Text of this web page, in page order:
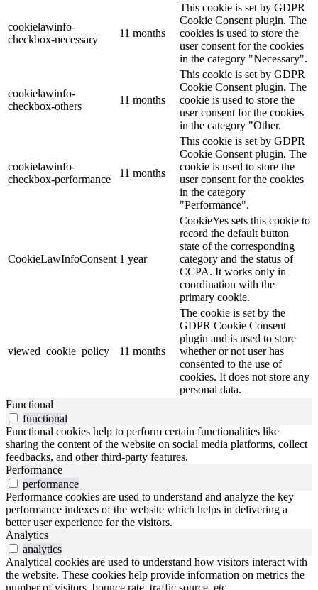
cookielawinfo-
checkbox-necessary
11 months
This cookie is set by GDPR
Cookie Consent plugin. The
cookies is used to store the
user consent for the cookies
in the category "Necessary".
cookielawinfo-
checkbox-others
11 months
This cookie is set by GDPR
Cookie Consent plugin. The
cookie is used to store the
user consent for the cookies
in the category "Other.
cookielawinfo-
checkbox-performance
11 months
This cookie is set by GDPR
Cookie Consent plugin. The
cookie is used to store the
user consent for the cookies
in the category
"Performance".
CookieLawInfoConsent 1 year
CookieYes sets this cookie to
record the default button
state of the corresponding
category and the status of
CCPA. It works only in
coordination with the
primary cookie.
viewed_cookie_policy 11 months
The cookie is set by the
GDPR Cookie Consent
plugin and is used to store
whether or not user has
consented to the use of
cookies. It does not store any
personal data.
Functional
functional
Functional cookies help to perform certain functionalities like
sharing the content of the website on social media platforms, collect
feedbacks, and other third-party features.
Performance
performance
Performance cookies are used to understand and analyze the key
performance indexes of the website which helps in delivering a
better user experience for the visitors.
Analytics
analytics
Analytical cookies are used to understand how visitors interact with
the website. These cookies help provide information on metrics the
number of visitors, bounce rate, traffic source, etc.